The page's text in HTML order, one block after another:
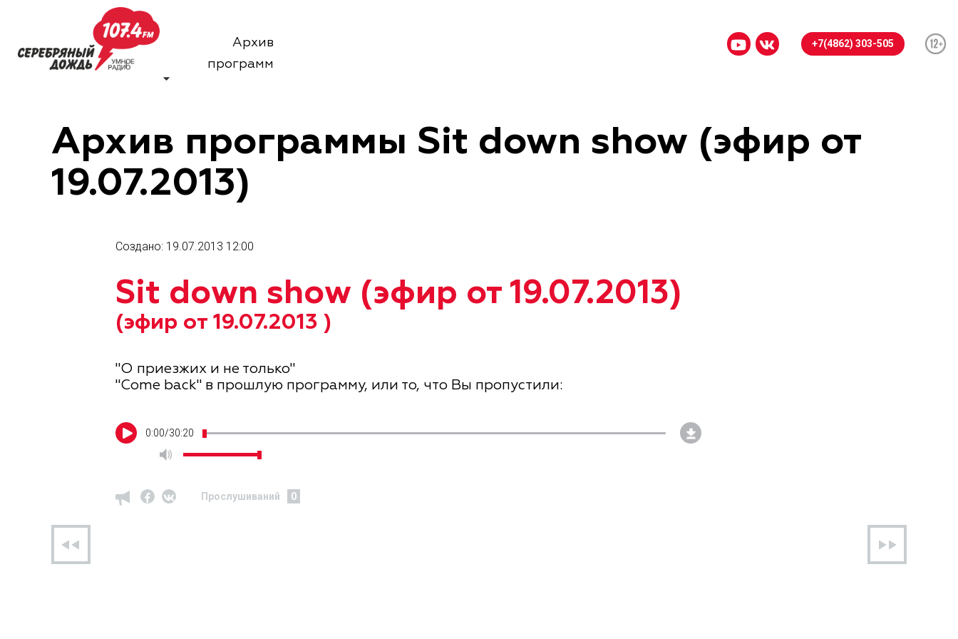
+7(4862) 303-505
Архив
программ
Архив программы Sit down show (эфир от
19.07.2013)
Создано: 19.07.2013 12:00
Sit down show (эфир от 19.07.2013)
(эфир от 19.07.2013 )
"О приезжих и не только"
"Come back" в прошлую программу, или то, что Вы пропустили:
0:00/30:20
Прослушиваний 0